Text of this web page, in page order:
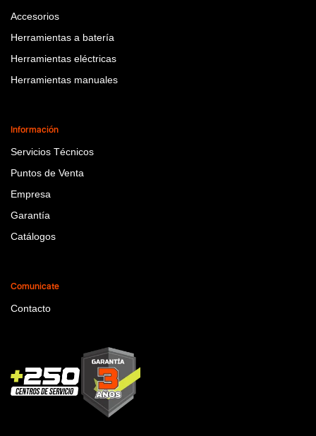
Accesorios
Herramientas a batería
Herramientas eléctricas
Herramientas manuales
Información
Servicios Técnicos
Puntos de Venta
Empresa
Garantía
Catálogos
Comunicate
Contacto